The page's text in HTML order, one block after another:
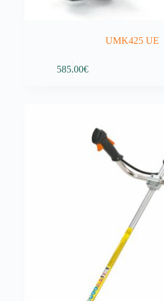
UMK425 UE
585.00€